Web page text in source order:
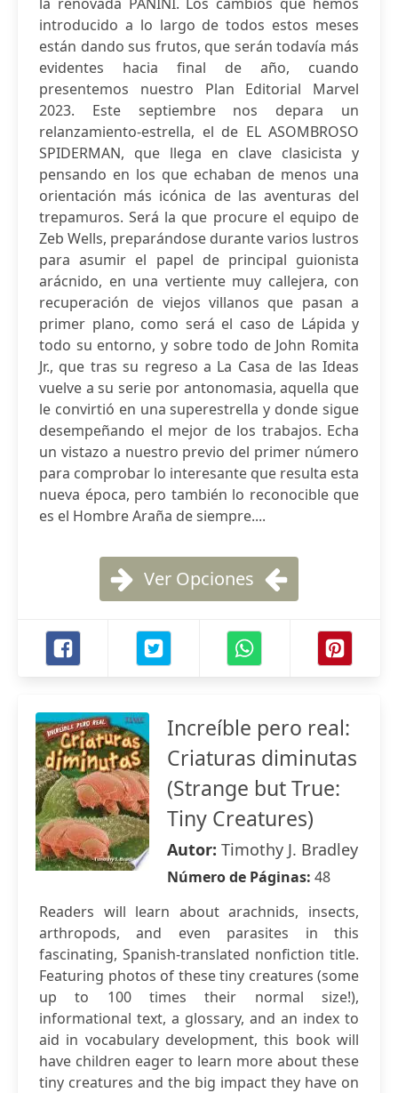
introducido a lo largo de todos estos meses
están dando sus frutos, que serán todavía más
evidentes hacia final de año, cuando
presentemos nuestro Plan Editorial Marvel
2023. Este septiembre nos depara un
relanzamiento-estrella, el de EL ASOMBROSO
SPIDERMAN, que llega en clave clasicista y
pensando en los que echaban de menos una
orientación más icónica de las aventuras del
trepamuros. Será la que procure el equipo de
Zeb Wells, preparándose durante varios lustros
para asumir el papel de principal guionista
arácnido, en una vertiente muy callejera, con
recuperación de viejos villanos que pasan a
primer plano, como será el caso de Lápida y
todo su entorno, y sobre todo de John Romita
Jr., que tras su regreso a La Casa de las Ideas
vuelve a su serie por antonomasia, aquella que
le convirtió en una superestrella y donde sigue
desempeñando el mejor de los trabajos. Echa
un vistazo a nuestro previo del primer número
para comprobar lo interesante que resulta esta
nueva época, pero también lo reconocible que
es el Hombre Araña de siempre....
Ver Opciones
Increíble pero real:
Criaturas diminutas
(Strange but True:
Tiny Creatures)
Autor: Timothy J. Bradley
Número de Páginas: 48
Readers will learn about arachnids, insects,
arthropods, and even parasites in this
fascinating, Spanish-translated nonfiction title.
Featuring photos of these tiny creatures (some
up to 100 times their normal size!),
informational text, a glossary, and an index to
aid in vocabulary development, this book will
have children eager to learn more about these
tiny creatures and the big impact they have on